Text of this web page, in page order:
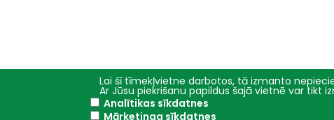
Galvenā Studijas
Lai šī tīmekļvietne darbotos, tā izmanto
Ar Jūsu piekrišanu papildus šajā vietnē var tikt
Analītikas sīkdatnes
Mārketinga sīkdatnes